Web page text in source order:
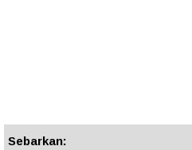
Sebarkan: